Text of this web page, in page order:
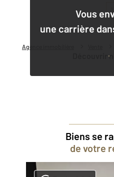
Agence immobilière
Vous
une carrière
Découvrir
Biens se
de votre